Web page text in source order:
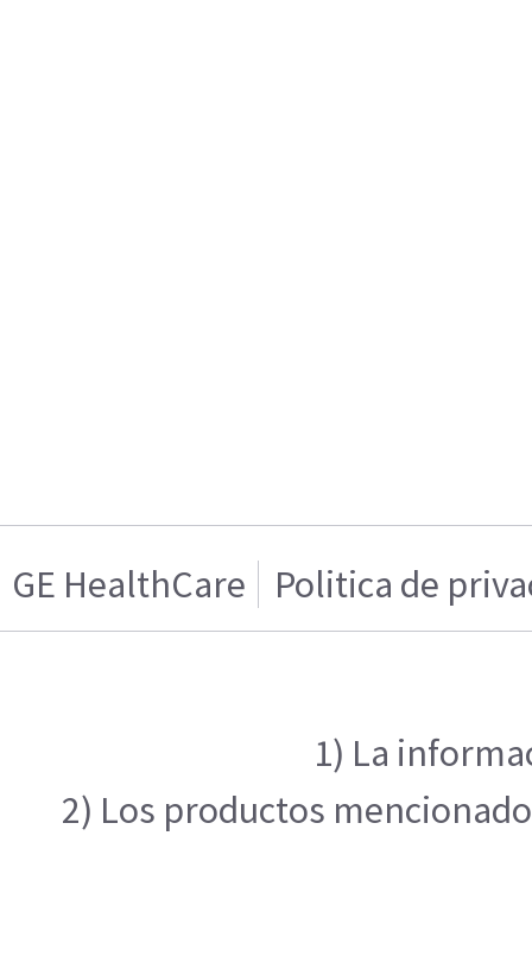
GE HealthCare Politica de
1) La
2) Los productos